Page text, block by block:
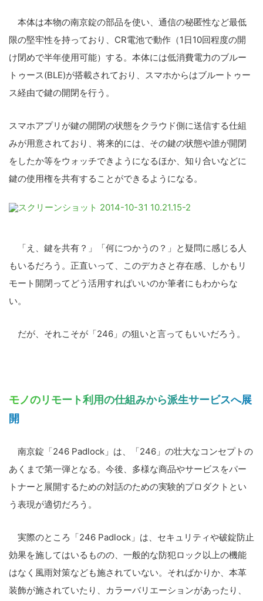
本体は本物の南京錠の部品を使い、通信の秘匿性など最低
限の堅牢性を持っており、CR電池で動作（1日10回程度の開
け閉めで半年使用可能）する。本体には低消費電力のブルー
トゥース(BLE)が搭載されており、スマホからはブルートゥー
ス経由で鍵の開閉を行う。
スマホアプリが鍵の開閉の状態をクラウド側に送信する仕組
みが用意されており、将来的には、その鍵の状態や誰が開閉
をしたか等をウォッチできようになるほか、知り合いなどに
鍵の使用権を共有することができるようになる。
「え、鍵を共有？」「何につかうの？」と疑問に感じる人
もいるだろう。正直いって、このデカさと存在感、しかもリ
モート開閉ってどう活用すればいいのか筆者にもわからな
い。
だが、それこそが「246」の狙いと言ってもいいだろう。
モノのリモート利用の仕組みから派生サービスへ展
開
南京錠「246 Padlock」は、「246」の壮大なコンセプトの
あくまで第一弾となる。今後、多様な商品やサービスをパー
トナーと展開するための対話のための実験的プロダクトとい
う表現が適切だろう。
実際のところ「246 Padlock」は、セキュリティや破錠防止
効果を施してはいるものの、一般的な防犯ロック以上の機能
はなく風雨対策なども施されていない。そればかりか、本革
装飾が施されていたり、カラーバリエーションがあったり、